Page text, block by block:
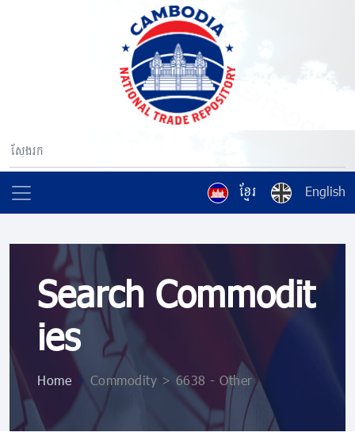
ខ្មែរ English
Search Commodit
ies
Home > Commodity > 6638 - Other